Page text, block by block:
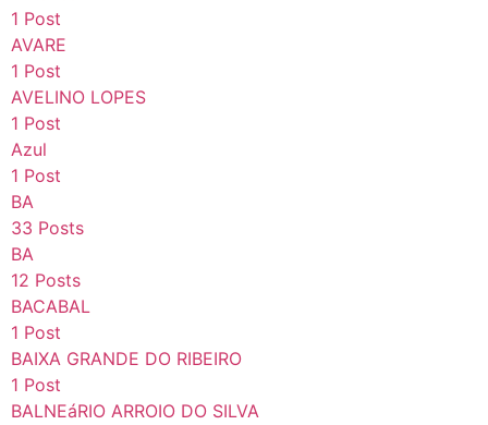
1 Post
AVARE
1 Post
AVELINO LOPES
1 Post
Azul
1 Post
BA
33 Posts
BA
12 Posts
BACABAL
1 Post
BAIXA GRANDE DO RIBEIRO
1 Post
BALNEáRIO ARROIO DO SILVA